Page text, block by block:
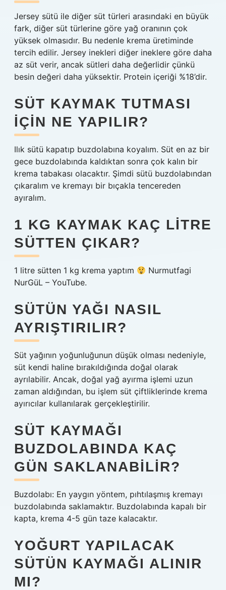
Jersey sütü ile diğer süt türleri arasındaki en büyük
fark, diğer süt türlerine göre yağ oranının çok
yüksek olmasıdır. Bu nedenle krema üretiminde
tercih edilir. Jersey inekleri diğer ineklere göre daha
az süt verir, ancak sütleri daha değerlidir çünkü
besin değeri daha yüksektir. Protein içeriği %18’dir.
SÜT KAYMAK TUTMASI
IÇIN NE YAPILIR?
Ilık sütü kapatıp buzdolabına koyalım. Süt en az bir
gece buzdolabında kaldıktan sonra çok kalın bir
krema tabakası olacaktır. Şimdi sütü buzdolabından
çıkaralım ve kremayı bir bıçakla tencereden
ayıralım.
1 KG KAYMAK KAÇ LITRE
SÜTTEN ÇIKAR?
1 litre sütten 1 kg krema yaptım
Nurmutfagi
NurGüL – YouTube.
SÜTÜN YAĞI NASIL
AYRIŞTIRILIR?
Süt yağının yoğunluğunun düşük olması nedeniyle,
süt kendi haline bırakıldığında doğal olarak
ayrılabilir. Ancak, doğal yağ ayırma işlemi uzun
zaman aldığından, bu işlem süt çiftliklerinde krema
ayırıcılar kullanılarak gerçekleştirilir.
SÜT KAYMAĞI
BUZDOLABINDA KAÇ
GÜN SAKLANABILIR?
Buzdolabı: En yaygın yöntem, pıhtılaşmış kremayı
buzdolabında saklamaktır. Buzdolabında kapalı bir
kapta, krema 4-5 gün taze kalacaktır.
YOĞURT YAPILACAK
SÜTÜN KAYMAĞI ALINIR
MI?